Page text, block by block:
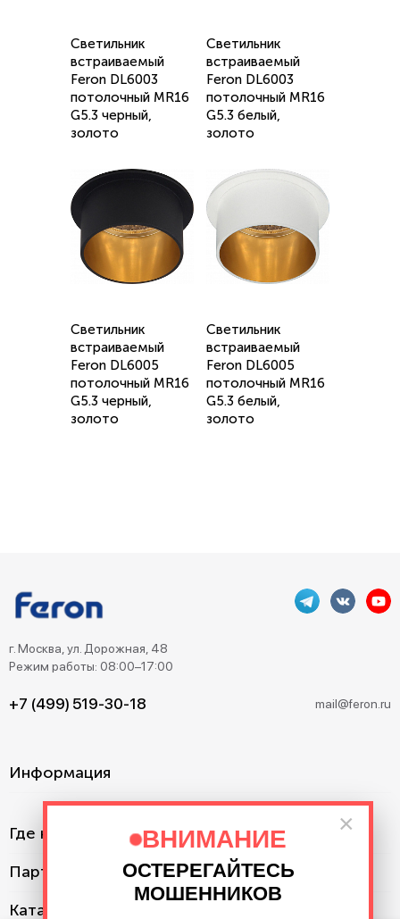
×
ВНИМАНИЕ
ОСТЕРЕГАЙТЕСЬ
МОШЕННИКОВ
Светильник
встраиваемый
Feron DL6003
потолочный MR16
G5.3 черный,
золото
Светильник
встраиваемый
Feron DL6003
потолочный MR16
G5.3 белый,
золото
Светильник
встраиваемый
Feron DL6005
потолочный MR16
G5.3 черный,
золото
Светильник
встраиваемый
Feron DL6005
потолочный MR16
G5.3 белый,
золото
г. Москва, ул. Дорожная, 48
Режим работы: 08:00–17:00
+7 (499) 519-30-18 mail@feron.ru
Информация
Где купить?
Партнерам
Каталог